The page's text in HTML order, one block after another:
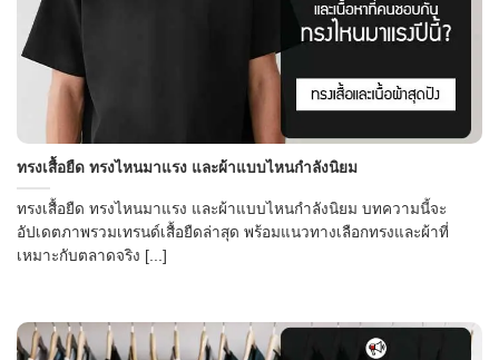
ทรงเสื้อยืด ทรงไหนมาแรง และผ้าแบบไหนกำลังนิยม
ทรงเสื้อยืด ทรงไหนมาแรง และผ้าแบบไหนกำลังนิยม บทความนี้จะ
อัปเดตภาพรวมเทรนด์เสื้อยืดล่าสุด พร้อมแนวทางเลือกทรงและผ้าที่
เหมาะกับตลาดจริง [...]